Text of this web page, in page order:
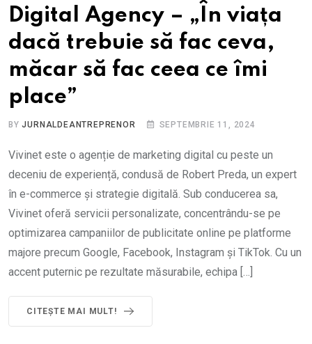
Digital Agency – „În viața
dacă trebuie să fac ceva,
măcar să fac ceea ce îmi
place”
BYJURNALDEANTREPRENOR SEPTEMBRIE 11, 2024
Vivinet este o agenție de marketing digital cu peste un
deceniu de experiență, condusă de Robert Preda, un expert
în e-commerce și strategie digitală. Sub conducerea sa,
Vivinet oferă servicii personalizate, concentrându-se pe
optimizarea campaniilor de publicitate online pe platforme
majore precum Google, Facebook, Instagram și TikTok. Cu un
accent puternic pe rezultate măsurabile, echipa […]
CITEȘTE MAI MULT!